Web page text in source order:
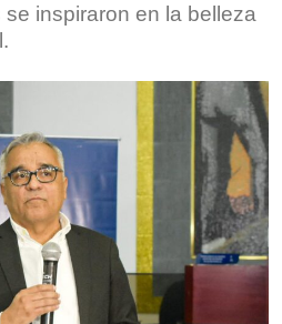
inspiraron en la belleza